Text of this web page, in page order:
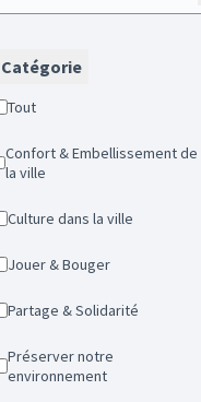
Catégorie
Tout
Confort & Embellissement de
la ville
Culture dans la ville
Jouer & Bouger
Partage & Solidarité
Préserver notre
environnement